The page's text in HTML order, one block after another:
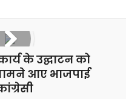
के उद्घाटन को
आए भाजपाई